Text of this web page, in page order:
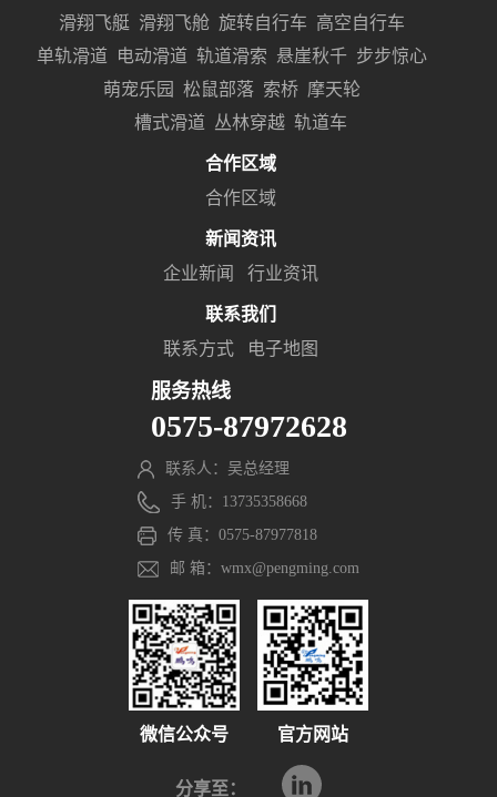
滑翔飞艇 滑翔飞舱 旋转自行车 高空自行车
单轨滑道
电动滑道 轨道滑索 悬崖秋千 步步惊心
萌宠乐园
松鼠部落 索桥 摩天轮
槽式滑道 丛林穿越 轨道车
合作区域
合作区域
新闻资讯
企业新闻
行业资讯
联系我们
联系方式
电子地图
服务热线
0575-87972628
联系人：吴总经理
手 机：13735358668
传 真：0575-87977818
邮 箱：wmx@pengming.com
微信公众号 官方网站
分享至：